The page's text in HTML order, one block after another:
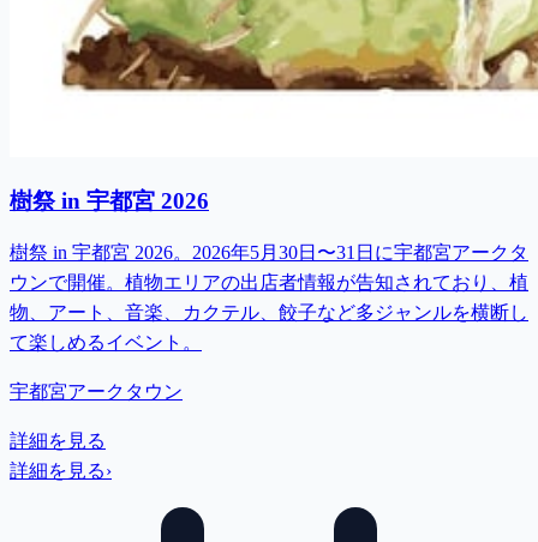
樹祭 in 宇都宮 2026
樹祭 in 宇都宮 2026。2026年5月30日〜31日に宇都宮アークタ
ウンで開催。植物エリアの出店者情報が告知されており、植
物、アート、音楽、カクテル、餃子など多ジャンルを横断し
て楽しめるイベント。
宇都宮アークタウン
詳細を見る
詳細を見る›